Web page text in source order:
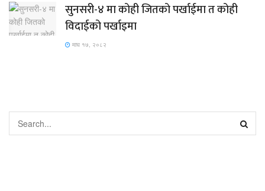
सुनसरी-४ मा कोही जितको पर्खाईमा त कोही
विदाईको पर्खाइमा
माघ १७, २०८२